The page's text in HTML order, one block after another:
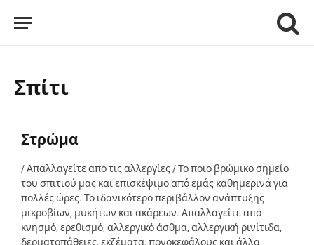
Σπίτι
Στρώμα
/ Απαλλαγείτε από τις αλλεργίες / Το ποιο βρώμικο σημείο
του σπιτιού μας και επισκέψιμο από εμάς καθημερινά για
πολλές ώρες. Το ιδανικότερο περιβάλλον ανάπτυξης
μικροβίων, μυκήτων και ακάρεων. Απαλλαγείτε από
κνησμό, ερεθισμό, αλλεργικό άσθμα, αλλεργική ρινίτιδα,
δερματοπάθειες, εκζέματα, πονοκεφάλους και άλλα.